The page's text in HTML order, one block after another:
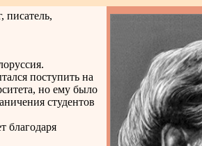
писатель,
поступить на
но ему было
студентов
благодаря